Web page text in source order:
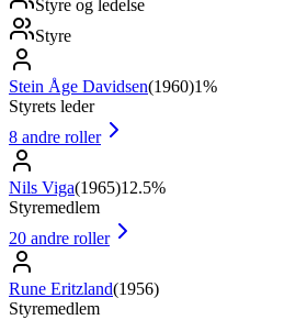
Styre og ledelse
Styre
Stein Åge Davidsen(1960)1%
Styrets leder
8 andre roller
Nils Viga(1965)12.5%
Styremedlem
20 andre roller
Rune Eritzland(1956)
Styremedlem